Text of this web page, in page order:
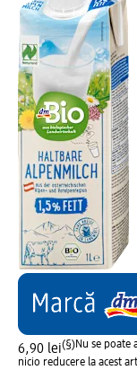
6,90 lei(§)Nu se poate
nicio reducere la acest